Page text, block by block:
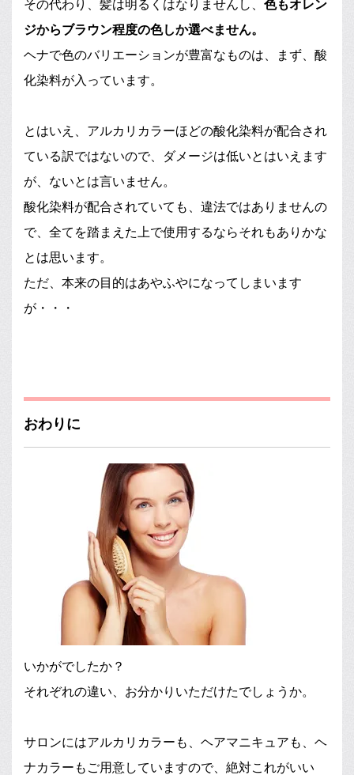
その代わり、髪は明るくはなりませんし、 色もオレン
ジからブラウン程度の色しか選べません。
ヘナで色のバリエーションが豊富なものは、まず、酸
化染料が入っています。
とはいえ、アルカリカラーほどの酸化染料が配合され
ている訳ではないので、ダメージは低いとはいえます
が、ないとは言いません。
酸化染料が配合されていても、違法ではありませんの
で、全てを踏まえた上で使用するならそれもありかな
とは思います。
ただ、本来の目的はあやふやになってしまいます
が・・・
おわりに
いかがでしたか？
それぞれの違い、お分かりいただけたでしょうか。
サロンにはアルカリカラーも、ヘアマニキュアも、ヘ
ナカラーもご用意していますので、絶対これがいい